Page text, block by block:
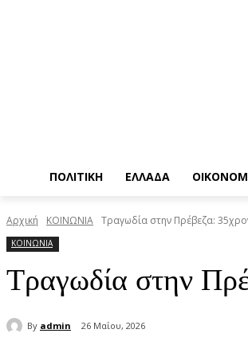
ΠΟΛΙΤΙΚΗ ΕΛΛΑΔΑ
Αρχική ΚΟΙΝΩΝΙΑ Τραγωδία στην Πρέβεζα:
ΚΟΙΝΩΝΙΑ
Τραγωδία στην
By admin 26 Μαΐου, 2026